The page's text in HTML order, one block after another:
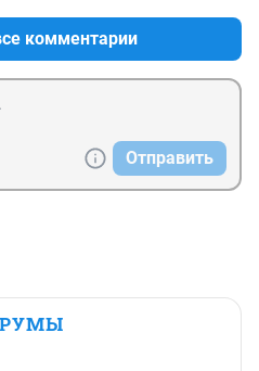
комментарии
Отправить